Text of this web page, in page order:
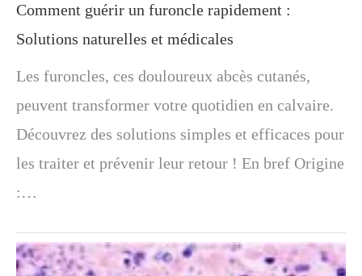
Comment guérir un furoncle rapidement :
Solutions naturelles et médicales
Les furoncles, ces douloureux abcès cutanés,
peuvent transformer votre quotidien en calvaire.
Découvrez des solutions simples et efficaces pour
les traiter et prévenir leur retour ! En bref Origine
:…